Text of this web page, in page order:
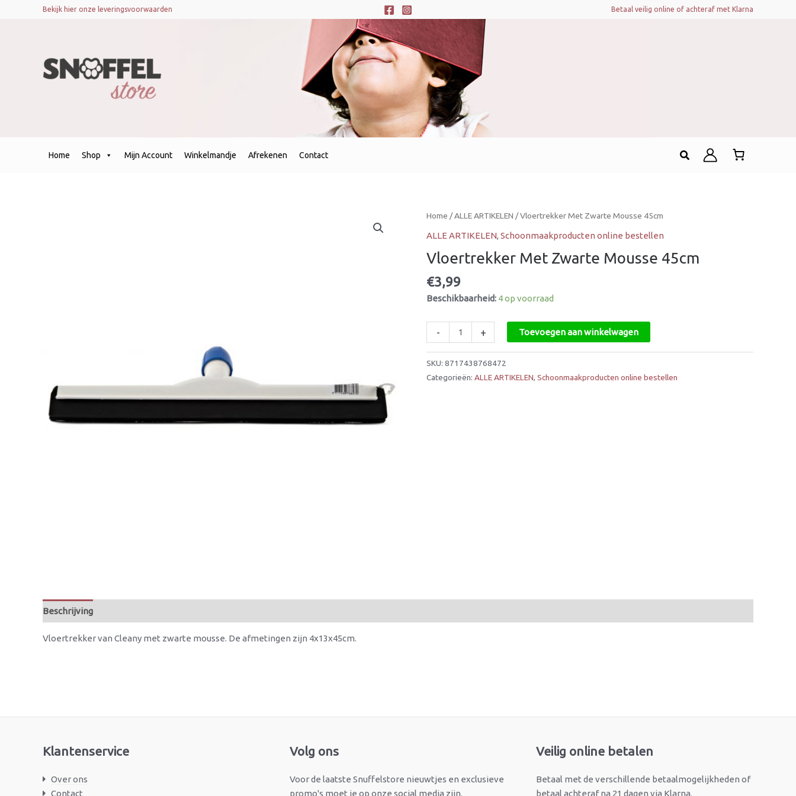
Bekijk hier onze leveringsvoorwaarden Betaal veilig online of achteraf met Klarna
Home Shop Mijn Account Winkelmandje Afrekenen Contact Zoeken
Home /ALLE ARTIKELEN / Vloertrekker Met Zwarte Mousse 45cm
ALLE ARTIKELEN, Schoonmaakproducten online bestellen
Vloertrekker Met Zwarte Mousse 45cm
€3,99
Beschikbaarheid: 4 op voorraad
-
Vloertrekker
Mousse
aantal
+ Toevoegen aan winkelwagen
SKU: 8717438768472
Categorieën: ALLE ARTIKELEN, Schoonmaakproducten online bestellen
Beschrijving
Vloertrekker van Cleany met zwarte mousse. De afmetingen zijn 4x13x45cm.
Klantenservice
Over ons
Contact
Volg ons
Voor de laatste Snuffelstore nieuwtjes en exclusieve
promo's moet je op onze social media zijn.
Facebook
Instagram Veilig online betalen
Betaal met de verschillende betaalmogelijkheden of
betaal achteraf na 21 dagen via Klarna.